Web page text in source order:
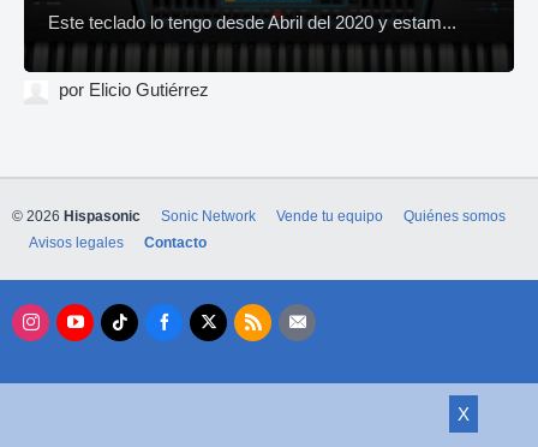
Este teclado lo tengo desde Abril del 2020 y estam...
por Elicio Gutiérrez
X
© 2026 Hispasonic Sonic Network Vende tu equipo
Quiénes somos
Avisos legales
Contacto